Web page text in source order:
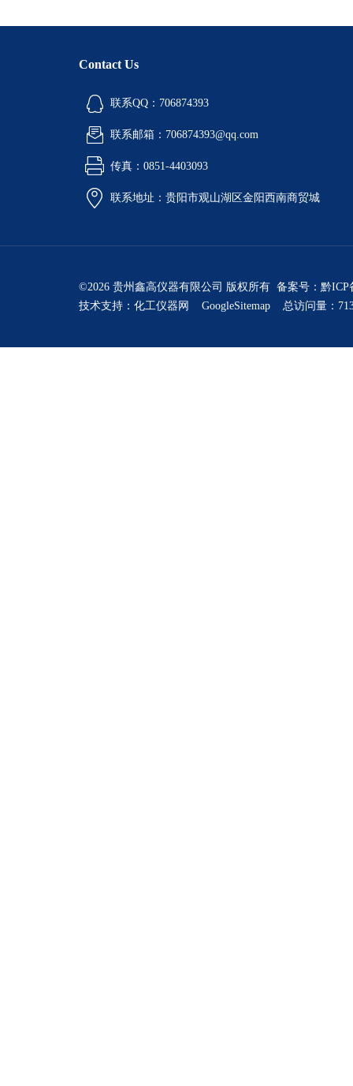
Contact Us
联系QQ：706874393
联系邮箱：706874393@qq.com
传真：0851-4403093
联系地址：贵阳市观山湖区金阳西南商贸城
©2026 贵州鑫高仪器有限公司 版权所有 备案号： 黔ICP
技术支持： 化工仪器网 GoogleSitemap 总访问量：